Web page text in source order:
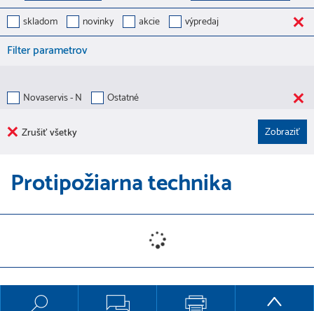
skladom
novinky akcie výpredaj
Filter parametrov
Novaservis - N Ostatné
Zrušiť všetky
Protipožiarna technika